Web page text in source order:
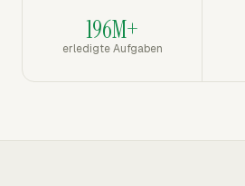
196M+
erledigte Aufgaben